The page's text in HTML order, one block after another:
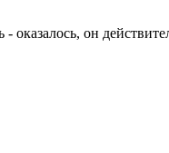
оказалось, он